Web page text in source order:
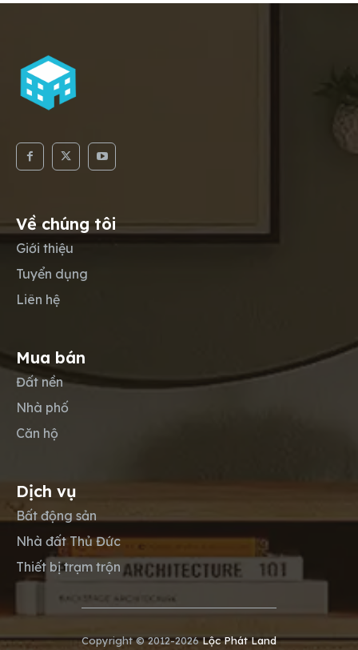
Về chúng tôi
Giới thiệu
Tuyển dụng
Liên hệ
Mua bán
Đất nền
Nhà phố
Căn hộ
Dịch vụ
Bất động sản
Nhà đất Thủ Đức
Thiết bị trạm trộn
Copyright © 2012-2026Lộc Phát Land